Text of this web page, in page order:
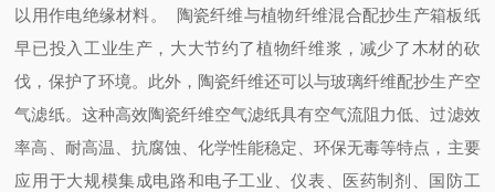
以用作电绝缘材料。 陶瓷纤维与植物纤维混合配抄生产箱板纸
早已投入工业生产，大大节约了植物纤维浆，减少了木材的砍
伐，保护了环境。此外，陶瓷纤维还可以与玻璃纤维配抄生产空
气滤纸。这种高效陶瓷纤维空气滤纸具有空气流阻力低、过滤效
率高、耐高温、抗腐蚀、化学性能稳定、环保无毒等特点，主要
应用于大规模集成电路和电子工业、仪表、医药制剂、国防工